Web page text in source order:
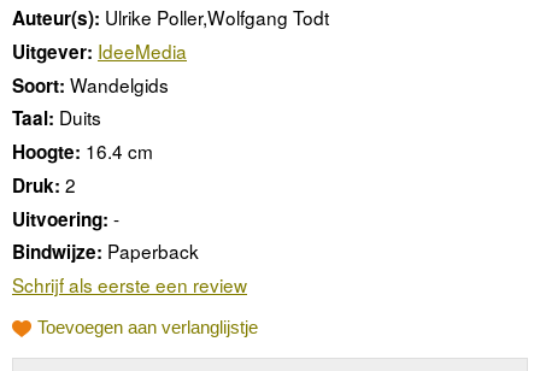
Auteur(s): Ulrike Poller,Wolfgang Todt
Uitgever: IdeeMedia
Soort: Wandelgids
Taal: Duits
Hoogte: 16.4 cm
Druk: 2
Uitvoering: -
Bindwijze: Paperback
Schrijf als eerste een review
Toevoegen aan verlanglijstje